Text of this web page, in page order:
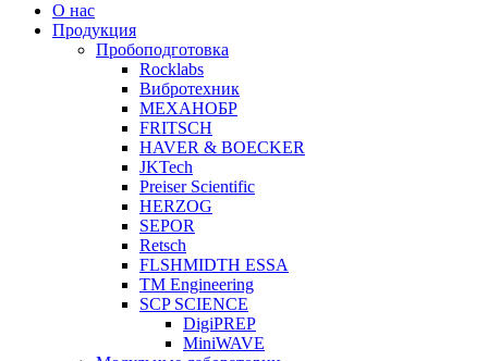
О нас
Продукция
Пробоподготовка
Rocklabs
Вибротехник
МЕХАНОБР
FRITSCH
HAVER & BOECKER
JKTech
Preiser Scientific
HERZOG
SEPOR
Retsch
FLSHMIDTH ESSA
TM Engineering
SCP SCIENCE
DigiPREP
MiniWAVE